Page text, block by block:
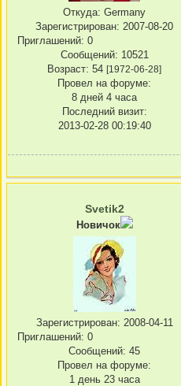
Откуда: Germany
Зарегистрирован: 2007-08-20
Приглашений: 0
Сообщений: 10521
Возраст: 54 [1972-06-28]
Провел на форуме:
8 дней 4 часа
Последний визит:
2013-02-28 00:19:40
Svetik2
Новичок
Зарегистрирован: 2008-04-11
Приглашений: 0
Сообщений: 45
Провел на форуме:
1 день 23 часа